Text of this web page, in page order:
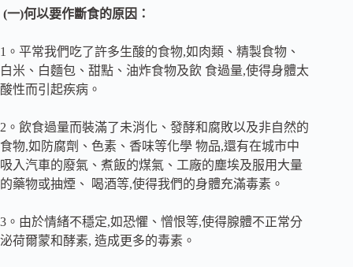
(一)何以要作斷食的原因：
1。平常我們吃了許多生酸的食物,如肉類、精製食物、
白米、白麵包、甜點、油炸食物及飲 食過量,使得身體太
酸性而引起疾病。
2。飲食過量而裝滿了未消化、發酵和腐敗以及非自然的
食物,如防腐劑、色素、香味等化學 物品,還有在城市中
吸入汽車的廢氣、煮飯的煤氣、工廠的塵埃及服用大量
的藥物或抽煙、 喝酒等,使得我們的身體充滿毒素。
3。由於情緒不穩定,如恐懼、憎恨等,使得腺體不正常分
泌荷爾蒙和酵素, 造成更多的毒素。